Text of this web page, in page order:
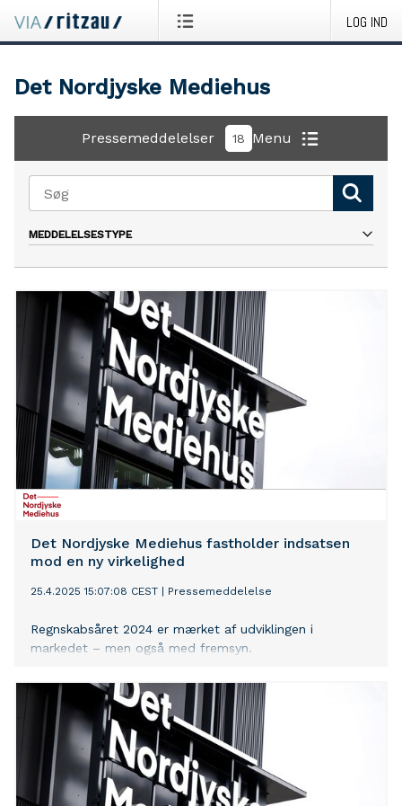
LOG IND
Det Nordjyske Mediehus
Pressemeddelelser 18 Menu
MEDDELELSESTYPE
Alle
Nyhed
Pressemeddelelse
Det Nordjyske Mediehus fastholder indsatsen
mod en ny virkelighed
25.4.2025 15:07:08 CEST Pressemeddelelse
Regnskabsåret 2024 er mærket af udviklingen i
markedet – men også med fremsyn.